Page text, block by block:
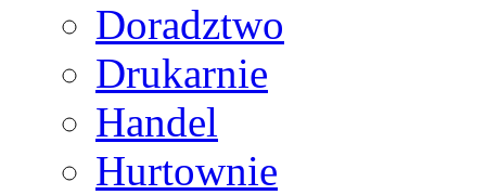
Doradztwo
Drukarnie
Handel
Hurtownie